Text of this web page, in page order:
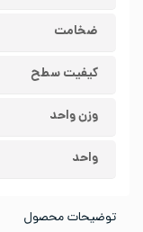
ضخامت
کیفیت سطح
وزن واحد
واحد
توضیحات محصول